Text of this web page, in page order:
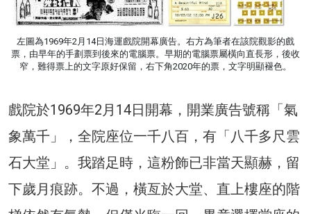
左圖為1969年2月14日海運戲院開幕廣告。右方為筆者在該院觀影的戲
票，由早年的手劃票到後來的電腦票。早期的電腦票屬橫向直長形，後收
窄，難得票上的文字原好保留，右下角2020年的票，文字明顯褪色。
戲院於1969年2月14日開幕，開業廣告號稱「氣
象萬千」，全院座位一千八百，有「八千多尺雲
石大堂」。我踏足時，這粉飾已非當天顯赫，留
下歲月痕跡。不過，橫亙於大堂、直上樓座的階